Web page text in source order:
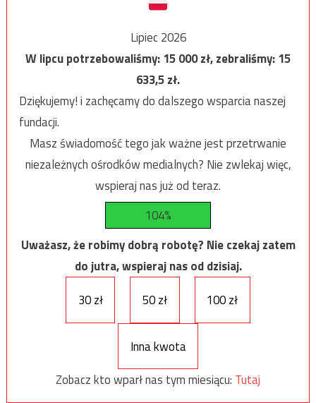
Lipiec 2026
W lipcu potrzebowaliśmy:15 000zł, zebraliśmy:15
633,5zł.
Dziękujemy! i zachęcamy do dalszego wsparcia naszej
fundacji.
Masz świadomość tego jak ważne jest przetrwanie
niezależnych ośrodków medialnych? Nie zwlekaj więc,
wspieraj nas już od teraz.
104%
Uważasz, że robimy dobrą robotę? Nie czekaj zatem
do jutra, wspieraj nas od dzisiaj.
30 zł
50 zł 100 zł
Inna kwota
Zobacz kto wparł nas tym miesiącu: Tutaj